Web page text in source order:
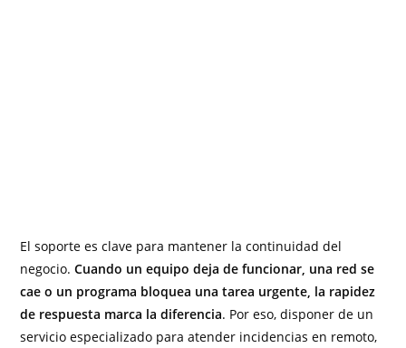
El soporte es clave para mantener la continuidad del
negocio.Cuando un equipo deja de funcionar, una red se
cae o un programa bloquea una tarea urgente, la rapidez
de respuesta marca la diferencia. Por eso, disponer de un
servicio especializado para atender incidencias en remoto,